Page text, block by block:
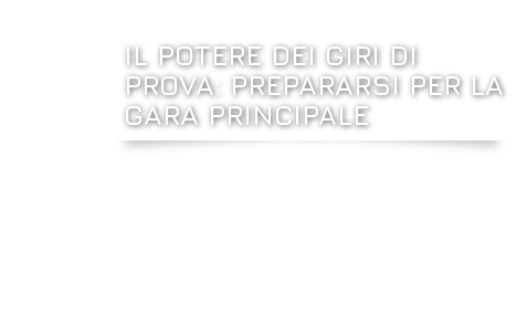
IL POTERE DEI GIRI DI
PROVA: PREPARARSI PER LA
GARA PRINCIPALE